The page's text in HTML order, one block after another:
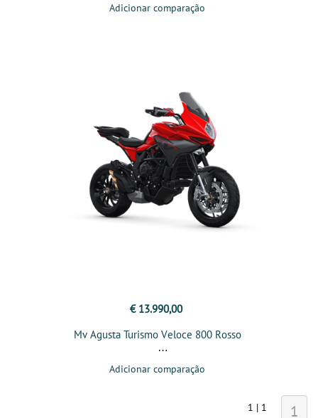
Adicionar comparação
€ 13.990,00
Mv Agusta Turismo Veloce 800 Rosso
Adicionar comparação
1 | 1 1